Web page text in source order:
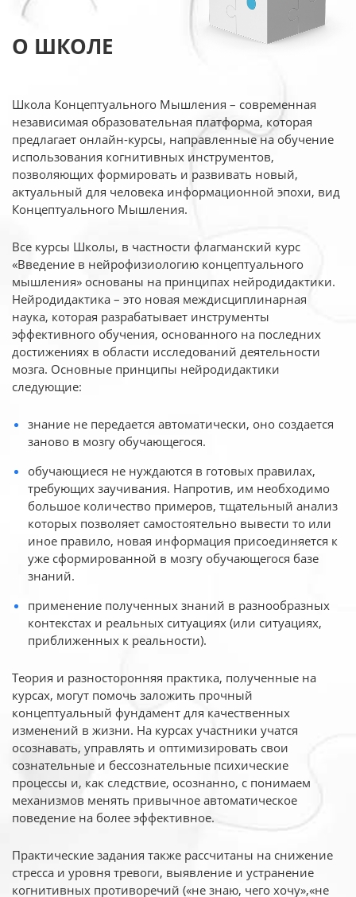
О ШКОЛЕ
Школа Концептуального Мышления – современная
независимая образовательная платформа, которая
предлагает онлайн-курсы, направленные на обучение
использования когнитивных инструментов,
позволяющих формировать и развивать новый,
актуальный для человека информационной эпохи, вид
Концептуального Мышления.
Все курсы Школы, в частности флагманский курс
«Введение в нейрофизиологию концептуального
мышления» основаны на принципах нейродидактики.
Нейродидактика – это новая междисциплинарная
наука, которая разрабатывает инструменты
эффективного обучения, основанного на последних
достижениях в области исследований деятельности
мозга. Основные принципы нейродидактики
следующие:
знание не передается автоматически, оно создается
заново в мозгу обучающегося.
обучающиеся не нуждаются в готовых правилах,
требующих заучивания. Напротив, им необходимо
большое количество примеров, тщательный анализ
которых позволяет самостоятельно вывести то или
иное правило, новая информация присоединяется к
уже сформированной в мозгу обучающегося базе
знаний.
применение полученных знаний в разнообразных
контекстах и реальных ситуациях (или ситуациях,
приближенных к реальности).
Теория и разносторонняя практика, полученные на
курсах, могут помочь заложить прочный
концептуальный фундамент для качественных
изменений в жизни. На курсах участники учатся
осознавать, управлять и оптимизировать свои
сознательные и бессознательные психические
процессы и, как следствие, осознанно, с понимаем
механизмов менять привычное автоматическое
поведение на более эффективное.
Практические задания также рассчитаны на снижение
стресса и уровня тревоги, выявление и устранение
когнитивных противоречий («не знаю, чего хочу»,«не